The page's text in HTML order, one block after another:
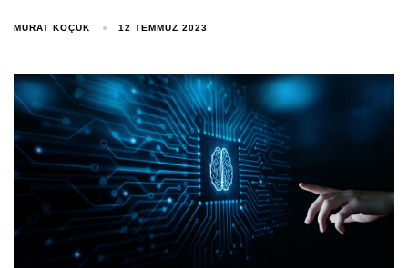
MURAT KOÇUK 12 TEMMUZ 2023